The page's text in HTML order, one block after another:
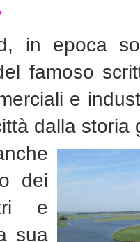
in epoca
famoso
e
dalla storia
dei
e
sua